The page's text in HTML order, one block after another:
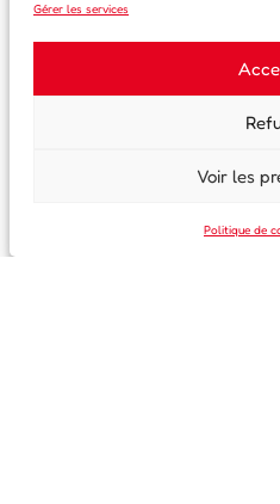
Gérer les services
Voir les
Politique de